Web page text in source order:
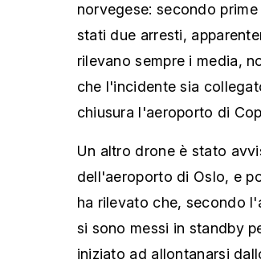
norvegese: secondo
stati due arresti,
rilevano sempre i media,
che l'incidente sia
chiusura l'aeroporto di
Un altro drone è stato
dell'aeroporto di Oslo, e
ha rilevato che, secondo
si sono messi in standby
iniziato ad allontanarsi